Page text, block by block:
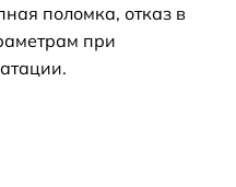
поломка, отказ в
при